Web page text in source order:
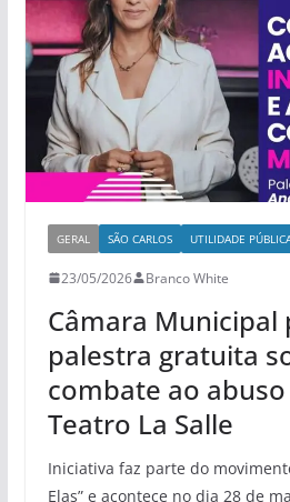
GERAL SÃO CARLOS UTILIDADE
23/05/2026 Branco White
Câmara Municipal
palestra gratuita
combate ao
Teatro La Salle
Iniciativa faz parte do
Elas” e acontece no dia 28 de